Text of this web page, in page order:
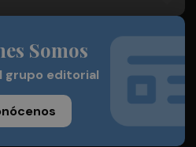
Somos
grupo editorial